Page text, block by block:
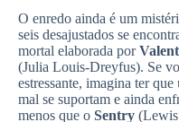
O enredo ainda é um
seis desajustados se
mortal elaborada por
(Julia Louis-Dreyfus). Se
estressante, imagina ter
mal se suportam e ainda
menos que o Sentry